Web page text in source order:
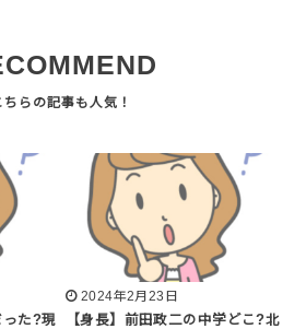
った?現
2024年2月23日
【身長】前田政二の中学どこ?北